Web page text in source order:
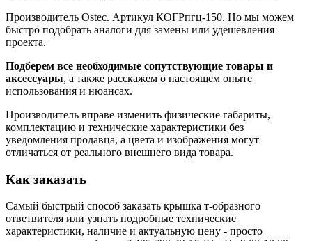
Производитель Ostec. Артикул КОГРпгц-150. Но мы можем
быстро подобрать аналоги для замены или удешевления
проекта.
Подберем все необходимые сопутствующие товары и
аксессуары, а также расскажем о настоящем опыте
использования и нюансах.
Производитель вправе изменить физические габариты,
комплектацию и технические характеристики без
уведомления продавца, а цвета и изображения могут
отличаться от реального внешнего вида товара.
Как заказать
Самый быстрый способ заказать крышка т-образного
ответвителя или узнать подробные технические
характеристики, наличие и актуальную цену - просто